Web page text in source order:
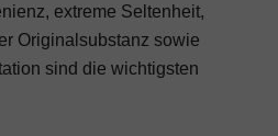
extreme Seltenheit,
Originalsubstanz sowie
sind die wichtigsten